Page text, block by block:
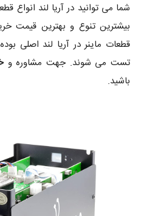
شما می توانید در آریا لند انواع
بیشترین تنوع و بهترین قیمت
قطعات ماینر در آریا لند اصلی
تست می شوند. جهت مشاوره و
باشید.